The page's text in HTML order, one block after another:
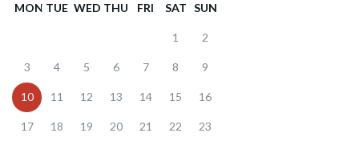
MON TUE WED THU FRI SAT SUN
1 2
3 4 5 6 7 8 9
10 11 12 13 14 15 16
17 18 19 20 21 22 23